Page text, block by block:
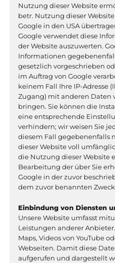
Nutzung dieser Website
betr. Nutzung dieser
Google in den USA
Google verwendet diese
der Website auszuwerten.
Informationen
gesetzlich vorgeschrieben
im Auftrag von Google
keinem Fall Ihre IP-Adresse
Zugang) mit anderen Daten
bringen. Sie können die
eine entsprechende
verhindern; wir weisen Sie
diesem Fall gegebenenfalls
dieser Website voll
die Nutzung dieser Website
Bearbeitung der über Sie
Google in der zuvor
dem zuvor benannten
Einbindung von Diensten
Unsere Website umfasst
Leistungen anderer
Maps, Videos von YouTube
Webseiten. Damit diese
aufgerufen und dargestellt